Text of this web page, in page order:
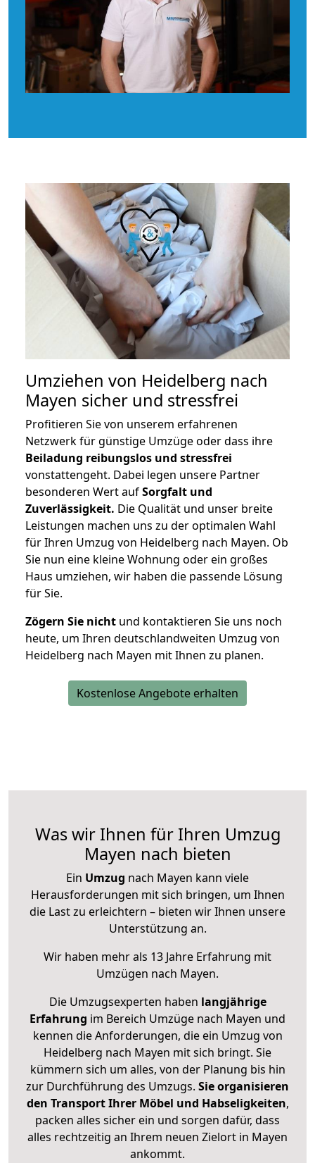
Umziehen von Heidelberg nach
Mayen sicher und stressfrei
Profitieren Sie von unserem erfahrenen
Netzwerk für günstige Umzüge oder dass ihre
Beiladung reibungslos und stressfrei
vonstattengeht. Dabei legen unsere Partner
besonderen Wert aufSorgfalt und
Zuverlässigkeit. Die Qualität und unser breite
Leistungen machen uns zu der optimalen Wahl
für Ihren Umzug von Heidelberg nach Mayen. Ob
Sie nun eine kleine Wohnung oder ein großes
Haus umziehen, wir haben die passende Lösung
für Sie.
Zögern Sie nicht und kontaktieren Sie uns noch
heute, um Ihren deutschlandweiten Umzug von
Heidelberg nach Mayen mit Ihnen zu planen.
Kostenlose Angebote erhalten
Was wir Ihnen für Ihren Umzug
Mayen nach bieten
Ein Umzug nach Mayen kann viele
Herausforderungen mit sich bringen, um Ihnen
die Last zu erleichtern – bieten wir Ihnen unsere
Unterstützung an.
Wir haben mehr als 13 Jahre Erfahrung mit
Umzügen nach Mayen.
Die Umzugsexperten haben langjährige
Erfahrung im Bereich Umzüge nach Mayen und
kennen die Anforderungen, die ein Umzug von
Heidelberg nach Mayen mit sich bringt. Sie
kümmern sich um alles, von der Planung bis hin
zur Durchführung des Umzugs. Sie organisieren
den Transport Ihrer Möbel und Habseligkeiten,
packen alles sicher ein und sorgen dafür, dass
alles rechtzeitig an Ihrem neuen Zielort in Mayen
ankommt.